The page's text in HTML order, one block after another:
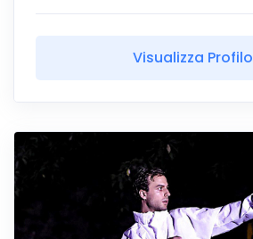
Visualizza Profilo